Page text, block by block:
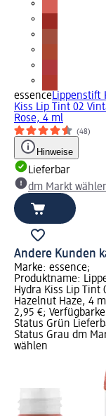
essenceLippenstift
Kiss Lip Tint 02
Rose, 4 ml
(48)
Hinweise
Lieferbar
dm Markt
Andere Kunden
Marke: essence;
Produktname:
Hydra Kiss Lip Tint
Hazelnut Haze, 4
2,95 €;
Status Grün
Status Grau dm
wählen